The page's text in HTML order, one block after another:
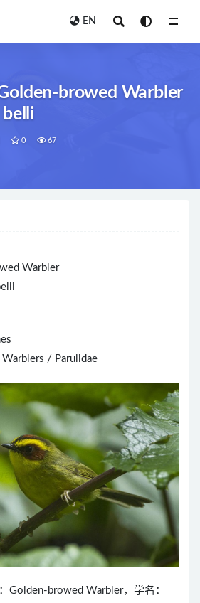
EN
browed Warbler
0 67
Warbler
/ Parulidae
Golden-browed Warbler，学名：